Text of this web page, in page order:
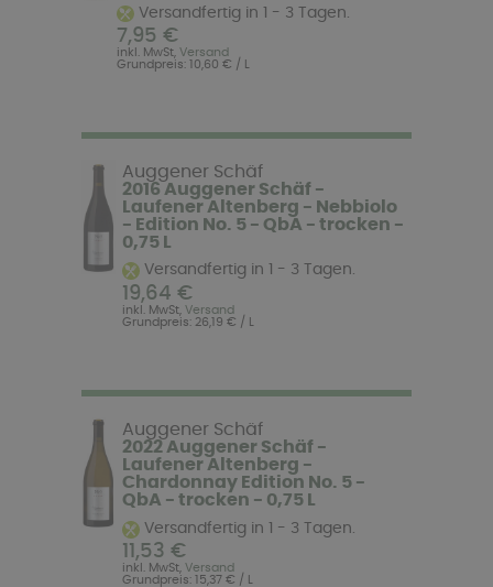
Versandfertig in 1 - 3 Tagen.
7,95 €
inkl. MwSt, Versand
Grundpreis: 10,60 € / L
Auggener Schäf
2016 Auggener Schäf -
Laufener Altenberg - Nebbiolo
- Edition No. 5 - QbA - trocken -
0,75 L
Versandfertig in 1 - 3 Tagen.
19,64 €
inkl. MwSt,Versand
Grundpreis: 26,19 € / L
Auggener Schäf
2022 Auggener Schäf -
Laufener Altenberg -
Chardonnay Edition No. 5 -
QbA - trocken - 0,75 L
Versandfertig in 1 - 3 Tagen.
11,53 €
inkl. MwSt, Versand
Grundpreis: 15,37 € / L